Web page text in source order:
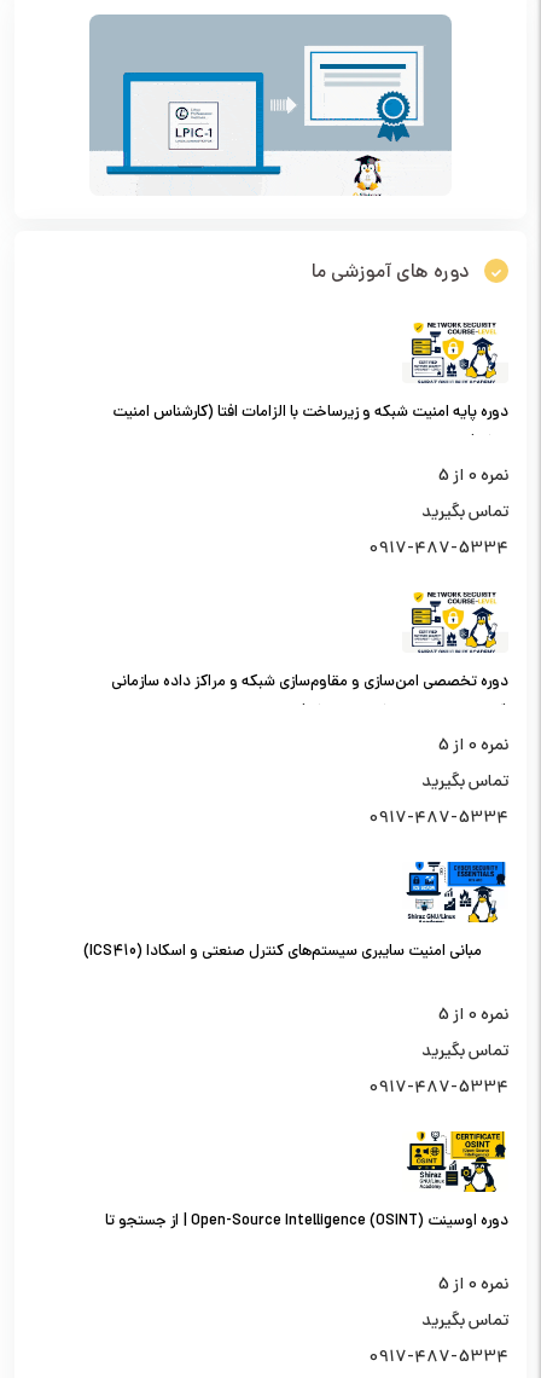
دوره های آموزشی ما
دوره پایه امنیت شبکه و زیرساخت با الزامات افتا (کارشناس امنیت
نمره0 از 5
تماس بگیرید
0917-487-5334
دوره تخصصی امن‌سازی و مقاوم‌سازی شبکه و مراکز داده سازمانی
نمره0 از 5
تماس بگیرید
0917-487-5334
مبانی امنیت سایبری سیستم‌های کنترل صنعتی و اسکادا (ICS410)
نمره0 از 5
تماس بگیرید
0917-487-5334
دوره اوسینت (OSINT) Open-Source Intelligence | از جستجو تا
نمره0 از 5
تماس بگیرید
0917-487-5334